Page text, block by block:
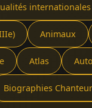
internationales
Animaux
Atlas
Biographies